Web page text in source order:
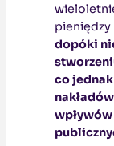
pieniędzy
dopóki
co